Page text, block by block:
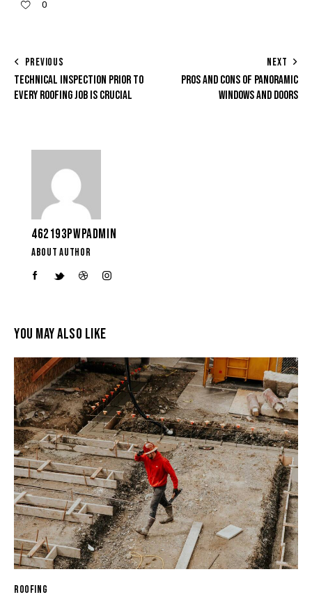
0
PREVIOUS
TECHNICAL INSPECTION PRIOR TO
EVERY ROOFING JOB IS CRUCIAL
NEXT
PROS AND CONS OF PANORAMIC
WINDOWS AND DOORS
462193PWPADMIN
ABOUT AUTHOR
YOU MAY ALSO LIKE
ROOFING